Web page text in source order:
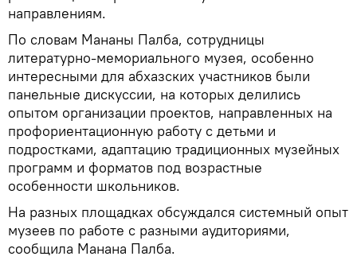
направлениям.
По словам Мананы Палба, сотрудницы
литературно-мемориального музея, особенно
интересными для абхазских участников были
панельные дискуссии, на которых делились
опытом организации проектов, направленных на
профориентационную работу с детьми и
подростками, адаптацию традиционных музейных
программ и форматов под возрастные
особенности школьников.
На разных площадках обсуждался системный опыт
музеев по работе с разными аудиториями,
сообщила Манана Палба.